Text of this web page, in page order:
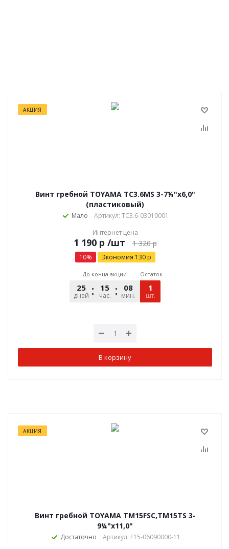
АКЦИЯ
Винт гребной TOYAMA TC3.6MS 3-7¼"х6,0"
(пластиковый)
Мало
Артикул: TC3.6-03010001
Интернет цена
р /шт 1 320р
10% Экономия 130р
До конца акции
25
дней
15
час.
08
мин.
54
сек.
Остаток
1
шт.
В корзину
АКЦИЯ
Винт гребной TOYAMA TM15FSC,TM15TS 3-
9¼"х11,0"
Достаточно
Артикул: F15-06090000-11